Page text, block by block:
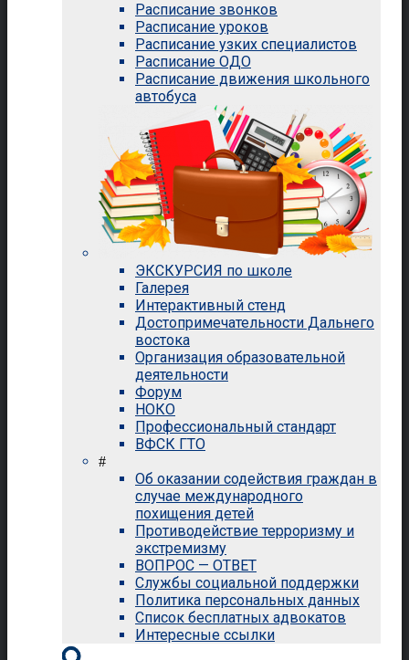
Расписание звонков
Расписание уроков
Расписание узких специалистов
Расписание ОДО
Расписание движения школьного
автобуса
ЭКСКУРСИЯ по школе
Галерея
Интерактивный стенд
Достопримечательности Дальнего
востока
Организация образовательной
деятельности
Форум
НОКО
Профессиональный стандарт
ВФСК ГТО
#
Об оказании содействия граждан в
случае международного
похищения детей
Противодействие терроризму и
экстремизму
ВОПРОС — ОТВЕТ
Службы социальной поддержки
Политика персональных данных
Список бесплатных адвокатов
Интересные ссылки